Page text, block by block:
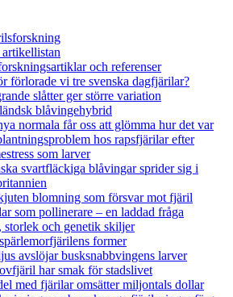
och referenser
förlorade vi tre svenska dagfjärilar?
slåtter ger större variation
blåvingehybrid
normala får oss att glömma hur det var
hos rapsfjärilar efter
som larver
svartfläckiga blåvingar sprider sig i
blomning som försvar mot fjäril
som pollinerare – en laddad fråga
storlek och genetik skiljer
former
avslöjar busksnabbvingens larver
har smak för stadslivet
med fjärilar omsätter miljontals dollar